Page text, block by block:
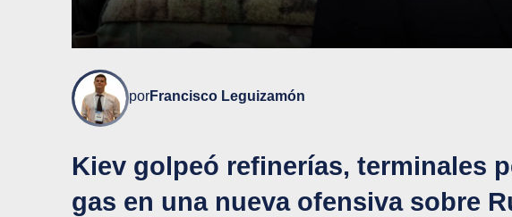
porFrancisco Leguizamón
Kiev golpeó refinerías, terminales
gas en una nueva ofensiva sobre